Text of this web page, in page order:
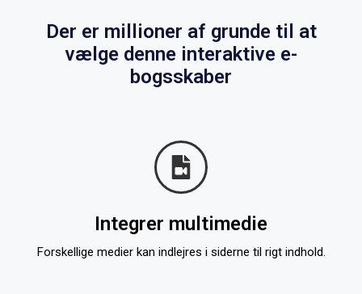
Der er millioner af grunde til at
vælge denne interaktive e-
bogsskaber
Integrer multimedie
Forskellige medier kan indlejres i siderne til rigt indhold.